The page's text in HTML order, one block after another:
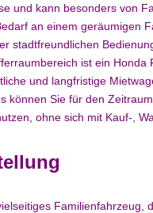
und kann besonders von
an einem geräumigen
stadtfreundlichen
ist ein
und langfristige
können Sie für den
ohne sich mit Kauf-,
Familienfahrzeug,